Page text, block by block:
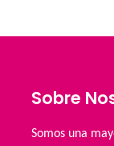
Sobre
Somos una